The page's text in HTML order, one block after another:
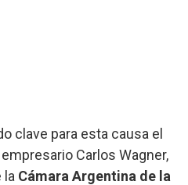
clave para esta causa el
Carlos Wagner,
la Cámara Argentina de la